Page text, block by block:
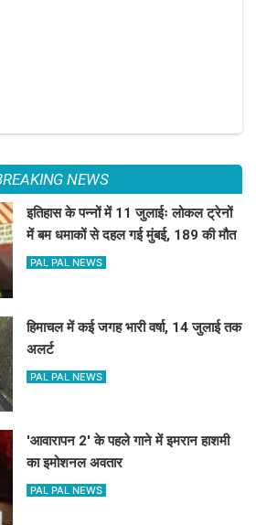
NEWS
इतिहास के पन्नों में 11 जुलाईः लोकल ट्रेनों
में बम धमाकों से दहल गई मुंबई, 189 की मौत
PAL PAL NEWS
हिमाचल में कई जगह भारी वर्षा, 14 जुलाई तक
अलर्ट
PAL PAL NEWS
'आवारापन 2' के पहले गाने में इमरान हाशमी
का इमोशनल अवतार
PAL PAL NEWS